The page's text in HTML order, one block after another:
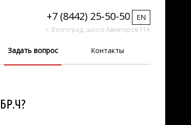
+7 (8442) 25-50-50 EN
г. Волгоград, шоссе Авиаторов 11А
Задать вопрос Контакты